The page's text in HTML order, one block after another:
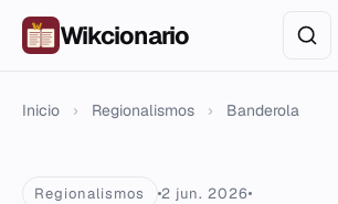
Wikcionario
Inicio › Regionalismos › Banderola
Regionalismos 2 jun. 2026